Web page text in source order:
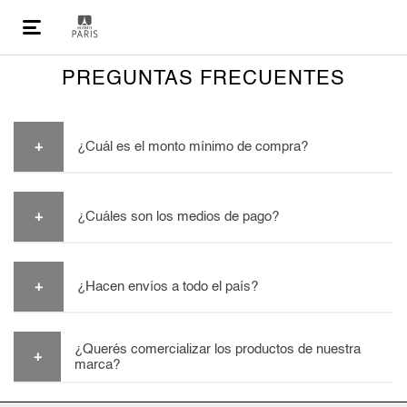
PREGUNTAS FRECUENTES
¿Cuál es el monto mínimo de compra?
Las ventas tienen un mínimo de compra de
$300.000¿Cuáles son los medios de pago?
Trabajamos con los siguientes medios de pago:
Deposito bancario.
Transferencia bancaria.
¿Hacen envíos a todo el país?
espachos a todo el país.
Trabajamos con todos los expresos que dispongan
de sucursal en CABA.
¿Querés comercializar los productos de nuestra
marca?